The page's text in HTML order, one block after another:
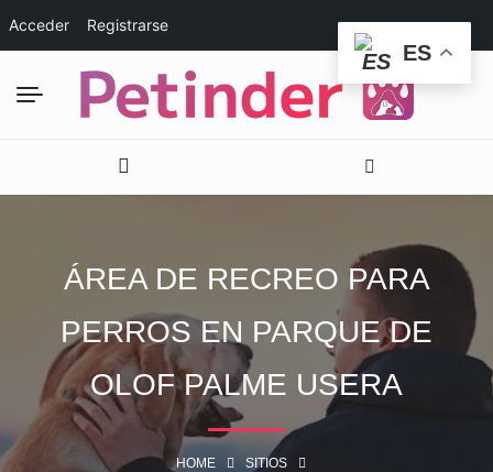
Acceder Registrarse
ÁREA DE RECREO PARA
PERROS EN PARQUE DE
OLOF PALME USERA
HOME
SITIOS
ES